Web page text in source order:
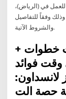
في (الرياض)،
وفقاً للتفاصيل
والشروط الآتية.
+ بدء حصة التعامل الآن في ثلاث خطوات
وقت فوائد
لانسداون:
حصة الت